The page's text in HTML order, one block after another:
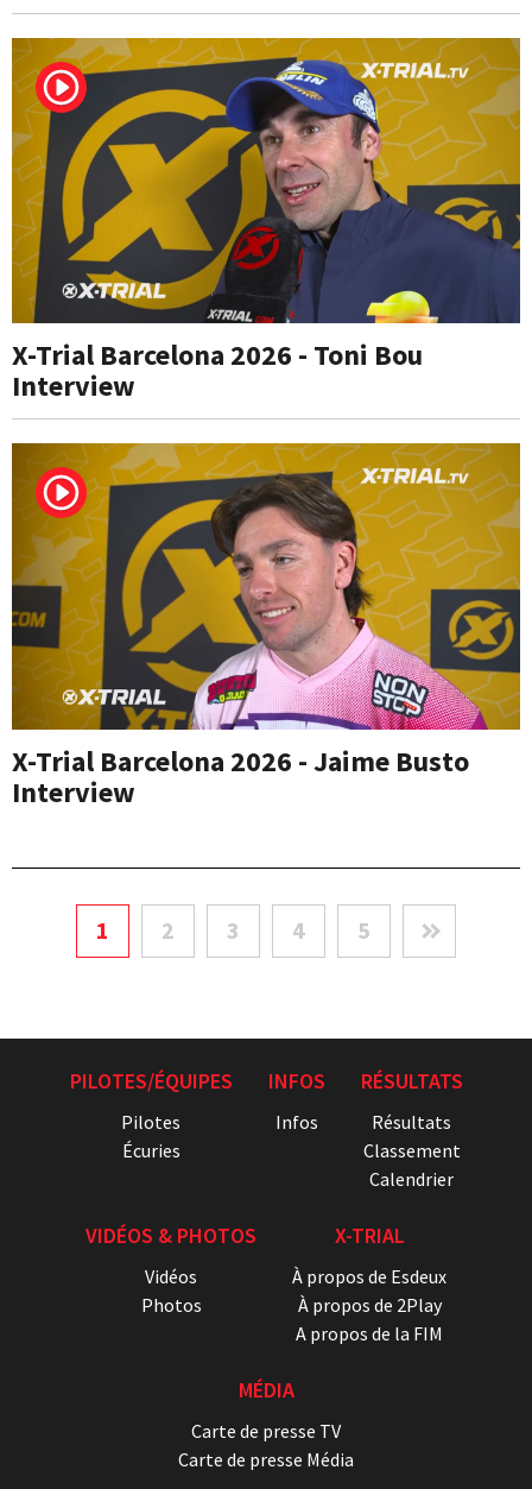
X-Trial Barcelona 2026 - Toni Bou
Interview
X-Trial Barcelona 2026 - Jaime Busto
Interview
1 2 3 4 5
PILOTES/ÉQUIPES
Pilotes
Écuries
INFOS
Infos
RÉSULTATS
Résultats
Classement
Calendrier
VIDÉOS & PHOTOS
Vidéos
Photos
X-TRIAL
À propos de Esdeux
À propos de 2Play
A propos de la FIM
MÉDIA
Carte de presse TV
Carte de presse Média